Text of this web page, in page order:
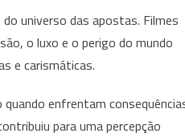
universo das apostas. Filmes
o luxo e o perigo do mundo
e carismáticas.
enfrentam
para uma percepção